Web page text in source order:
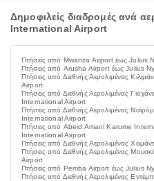
Δημοφιλείς διαδρομές ανά
International Airport
Πτήσεις από Mwanza Airport έως Julius
Πτήσεις από Arusha Airport έως Julius
Πτήσεις από Διεθνής Αερολιμένας
Airport
Πτήσεις από Διεθνής Αερολιμένας
International Airport
Πτήσεις από Διεθνής Αερολιμένας
International Airport
Πτήσεις από Abeid Amani Karume
International Airport
Πτήσεις από Διεθνής Αερολιμένας
Πτήσεις από Διεθνής Αερολιμένας
Airport
Πτήσεις από Pemba Airport έως Julius
Πτήσεις από Διεθνής Αερολιμένας